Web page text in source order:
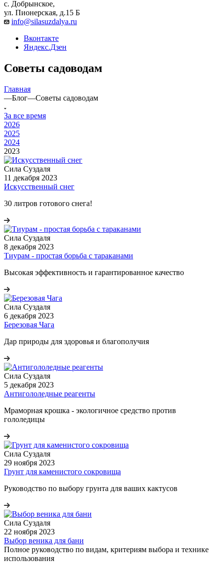
с. Добрынское,
ул. Пионерская, д.15 Б
info@silasuzdalya.ru
Вконтакте
Яндекс.Дзен
Советы садоводам
Главная
—Блог—Советы садоводам
За все время
2026
2025
2024
2023
Сила Cуздаля
11 декабря 2023
Искусственный снег
30 литров готового снега!
Сила Cуздаля
8 декабря 2023
Тиурам - простая борьба с тараканами
Высокая эффективность и гарантированное качество
Сила Cуздаля
6 декабря 2023
Березовая Чага
Дар природы для здоровья и благополучия
Сила Cуздаля
5 декабря 2023
Антигололедные реагенты
Мраморная крошка - экологичное средство против
гололедицы
Сила Cуздаля
29 ноября 2023
Грунт для каменистого сокровища
Руководство по выбору грунта для ваших кактусов
Сила Cуздаля
22 ноября 2023
Выбор веника для бани
Полное руководство по видам, критериям выбора и технике
использования